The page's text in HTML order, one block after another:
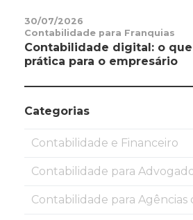
30/07/2026
Contabilidade para Franquias
Contabilidade digital: o
prática para o empresário
Categorias
Contabilidade e Financeiro
Contabilidade para
Contabilidade para